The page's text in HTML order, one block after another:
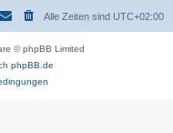
Alle Zeiten sind UTC+02:00
© phpBB Limited
phpBB.de